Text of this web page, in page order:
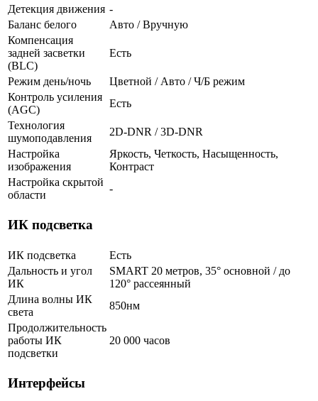
Детекция движения -
Баланс белого
Авто / Вручную
Компенсация
задней засветки
(BLC)
Есть
Режим день/ночь
Цветной / Авто / Ч/Б режим
Контроль усиления
(AGC)
Есть
Технология
шумоподавления
2D-DNR / 3D-DNR
Настройка
изображения
Яркость, Четкость, Насыщенность,
Контраст
Настройка скрытой
области
-
ИК подсветка
ИК подсветка
Есть
Дальность и угол
ИК
SMART 20 метров, 35° основной / до
120° рассеянный
Длина волны ИК
света
850нм
Продолжительность
работы ИК
подсветки
20 000 часов
Интерфейсы